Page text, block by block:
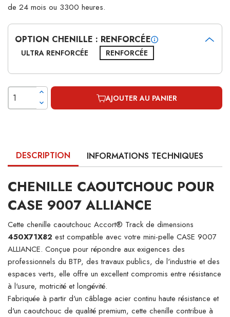
de 24 mois ou 3300 heures.
OPTION CHENILLE : RENFORCÉE
ULTRA RENFORCÉE RENFORCÉE
AJOUTER AU PANIER
DESCRIPTION INFORMATIONS TECHNIQUES
CHENILLE CAOUTCHOUC POUR
CASE 9007 ALLIANCE
Cette chenille caoutchouc Accort® Track de dimensions
450X71X82 est compatible avec votre mini-pelle CASE 9007
ALLIANCE. Conçue pour répondre aux exigences des
professionnels du BTP, des travaux publics, de l'industrie et des
espaces verts, elle offre un excellent compromis entre résistance
à l'usure, motricité et longévité.
Fabriquée à partir d'un câblage acier continu haute résistance et
d'un caoutchouc de qualité premium, cette chenille contribue à